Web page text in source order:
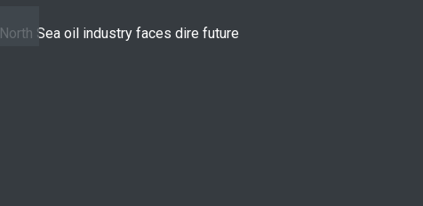
North Sea oil industry faces dire future